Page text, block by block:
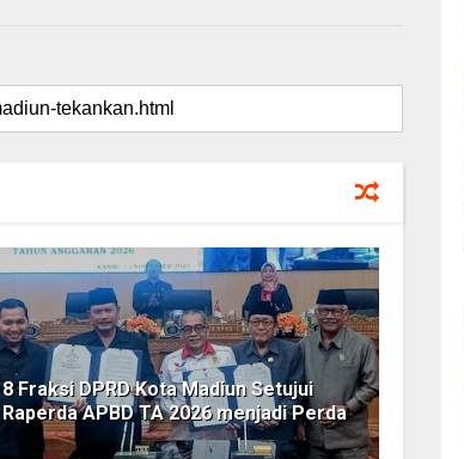
8 Fraksi DPRD Kota Madiun Setujui
Raperda APBD TA 2026 menjadi Perda